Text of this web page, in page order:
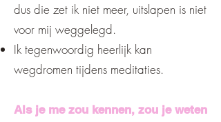
dus die zet ik niet meer, uitslapen is niet
voor mij weggelegd.
Ik tegenwoordig heerlijk kan
wegdromen tijdens meditaties.
Als je me zou kennen, zou je weten